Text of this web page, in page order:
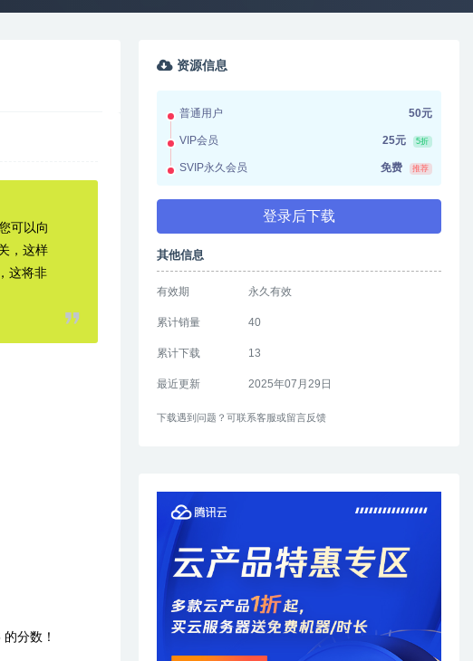
可以向
，这样
这将非
分数！
资源信息
普通用户 50元
VIP会员 25元 5折
SVIP永久会员 免费 推荐
登录后下载
其他信息
有效期 永久有效
累计销量 40
累计下载 13
最近更新 2025年07月29日
下载遇到问题？可联系客服或留言反馈